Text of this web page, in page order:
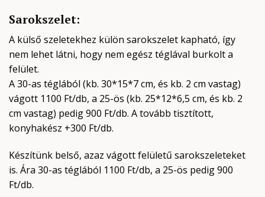
Sarokszelet:
A külső szeletekhez külön sarokszelet kapható, így
nem lehet látni, hogy nem egész téglával burkolt a
felület.
A 30-as téglából (kb. 30*15*7 cm, és kb. 2 cm vastag)
vágott 1100 Ft/db, a 25-ös (kb. 25*12*6,5 cm, és kb. 2
cm vastag) pedig 900 Ft/db. A tovább tisztított,
konyhakész +300 Ft/db.
Készítünk belső, azaz vágott felületű sarokszeleteket
is. Ára 30-as téglából 1100 Ft/db, a 25-ös pedig 900
Ft/db.